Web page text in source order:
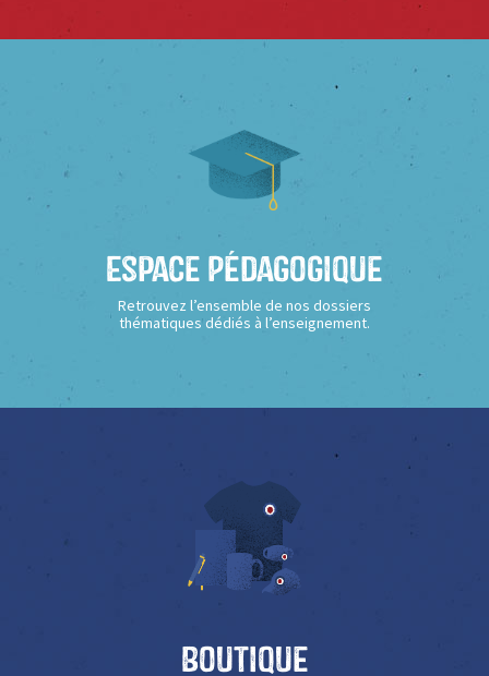
Espace Pédagogique
Retrouvez l’ensemble de nos dossiers
thématiques dédiés à l’enseignement.
Boutique